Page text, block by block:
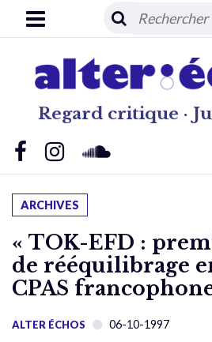
Regard critique ·
ARCHIVES
« TOK-EFD :
de rééquilibrage
CPAS
ALTER ÉCHOS 06-10-1997